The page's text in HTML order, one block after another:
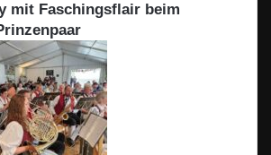
mit Faschingsflair beim